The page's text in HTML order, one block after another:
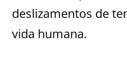
deslizamentos de
vida humana.